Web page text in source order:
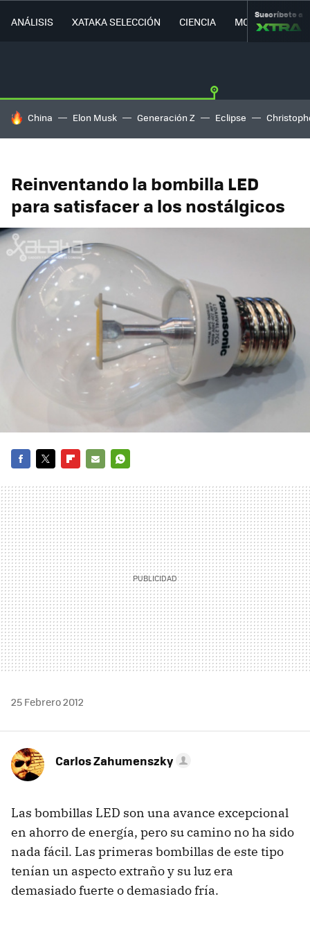
ANÁLISIS XATAKA SELECCIÓN CIENCIA MOVILIDAD
Suscríbete a
HOY SE HABLA DE
China Elon Musk Generación Z Eclipse
Reinventando la bombilla LED
para satisfacer a los nostálgicos
MAIL
25 Febrero 2012
Carlos Zahumenszky
Las bombillas LED son una avance excepcional
en ahorro de energía, pero su camino no ha sido
nada fácil. Las primeras bombillas de este tipo
tenían un aspecto extraño y su luz era
demasiado fuerte o demasiado fría.